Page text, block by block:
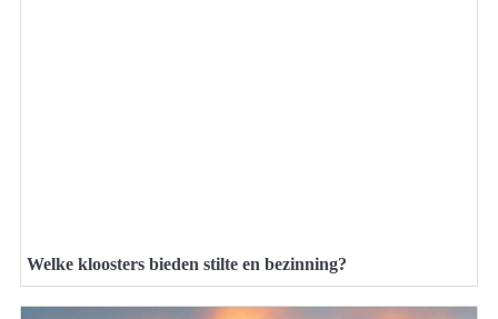
Welke kloosters bieden stilte en bezinning?